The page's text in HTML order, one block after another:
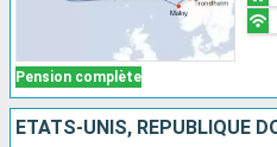
Pension complète